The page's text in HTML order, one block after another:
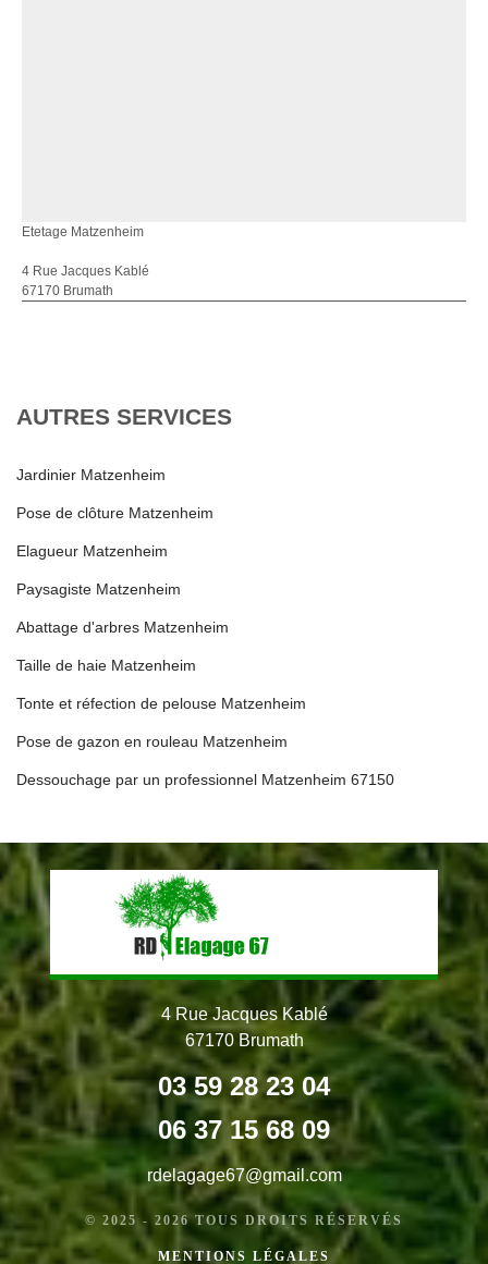
Etetage Matzenheim
4 Rue Jacques Kablé
67170 Brumath
AUTRES SERVICES
Jardinier Matzenheim
Pose de clôture Matzenheim
Elagueur Matzenheim
Paysagiste Matzenheim
Abattage d'arbres Matzenheim
Taille de haie Matzenheim
Tonte et réfection de pelouse Matzenheim
Pose de gazon en rouleau Matzenheim
Dessouchage par un professionnel Matzenheim 67150
4 Rue Jacques Kablé
67170 Brumath
03 59 28 23 04
06 37 15 68 09
rdelagage67@gmail.com
© 2025 - 2026 TOUS DROITS RÉSERVÉS
MENTIONS LÉGALES